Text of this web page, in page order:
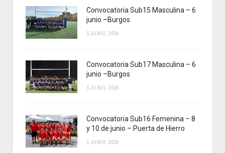
Convocatoria Sub15 Masculina – 6
junio –Burgos
5 JUNIO, 2026
Convocatoria Sub17 Masculina – 6
junio –Burgos
5 JUNIO, 2026
Convocatoria Sub16 Femenina – 8
y 10 de junio – Puerta de Hierro
5 JUNIO, 2026